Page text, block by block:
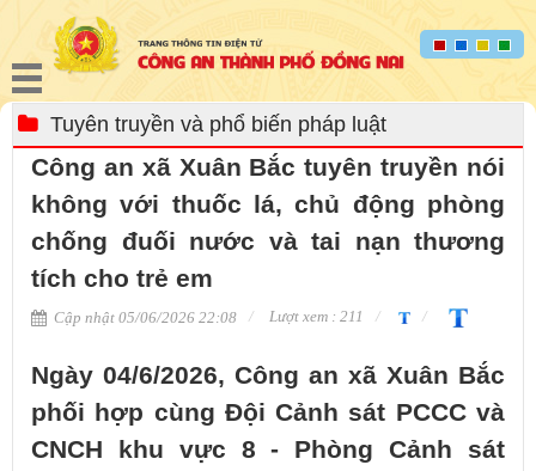
Tuyên truyền và phổ biến pháp luật
Công an xã Xuân Bắc tuyên truyền nói
không với thuốc lá, chủ động phòng
chống đuối nước và tai nạn thương
tích cho trẻ em
Cập nhật 05/06/2026 22:08 Lượt xem : 211
Ngày 04/6/2026, Công an xã Xuân Bắc
phối hợp cùng Đội Cảnh sát PCCC và
CNCH khu vực 8 - Phòng Cảnh sát